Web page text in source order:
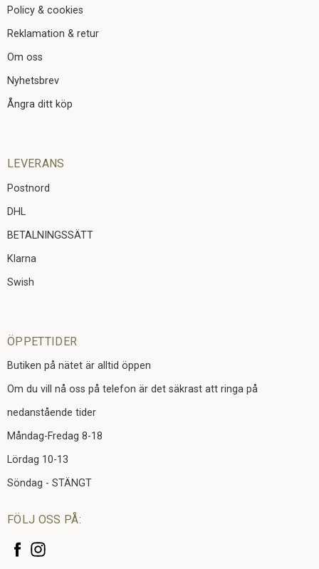
Policy & cookies
Reklamation & retur
Om oss
Nyhetsbrev
Ångra ditt köp
LEVERANS
Postnord
DHL
BETALNINGSSÄTT
Klarna
Swish
ÖPPETTIDER
Butiken på nätet är alltid öppen
Om du vill nå oss på telefon är det säkrast att ringa på
nedanstående tider
Måndag-Fredag 8-18
Lördag 10-13
Söndag - STÄNGT
FÖLJ OSS PÅ: